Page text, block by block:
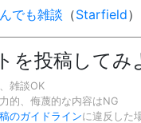
でも雑談 （Starfield）
を投稿してみ
雑談OK
的、侮蔑的な内容はNG
のガイドラインに違反した